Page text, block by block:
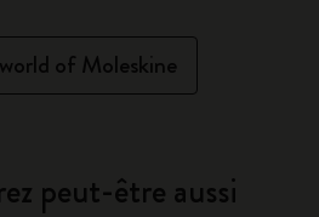
of Moleskine
peut-être aussi